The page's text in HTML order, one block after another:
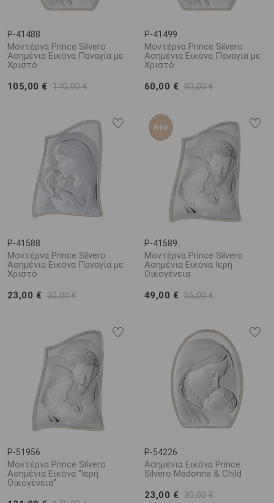
P-41488
Μοντέρνα Prince Silvero
Ασημένια Εικόνα Παναγία με
Χριστό
105,00 € 140,00 €
P-41499
Μοντέρνα Prince Silvero
Ασημένια Εικόνα Παναγία με
Χριστό
60,00 € 80,00 €
P-41588
Μοντέρνα Prince Silvero
Ασημένια Εικόνα Παναγία με
Χριστό
23,00 € 30,00 €
Νέο
P-41589
Μοντέρνα Prince Silvero
Ασημένια Εικόνα Ιερή
Οικογένεια
49,00 € 65,00 €
P-51956
Μοντέρνα Prince Silvero
Ασημένια Εικόνα "Iερή
Οικογένεια"
P-54226
Ασημένια Εικόνα Prince
Silvero Madonna & Child
23,00 € 30,00 €